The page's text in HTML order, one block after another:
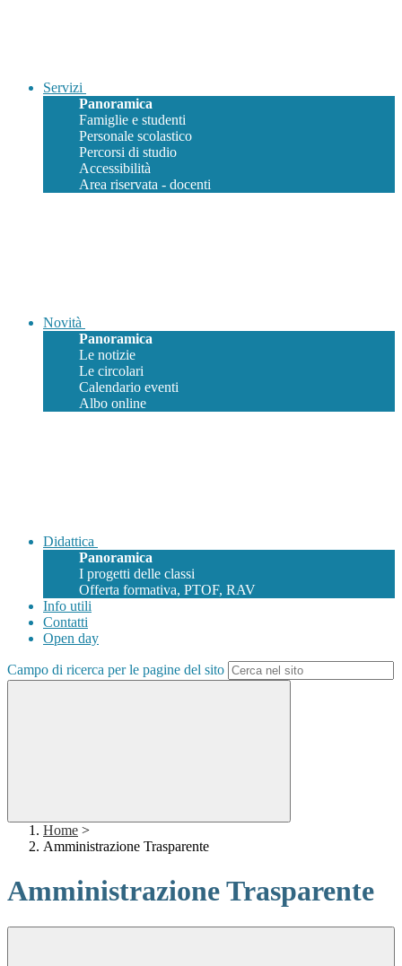
Servizi
Panoramica
Famiglie e studenti
Personale scolastico
Percorsi di studio
Accessibilità
Area riservata - docenti
Novità
Panoramica
Le notizie
Le circolari
Calendario eventi
Albo online
Didattica
Panoramica
I progetti delle classi
Offerta formativa, PTOF, RAV
Info utili
Contatti
Open day
Campo di ricerca per le pagine del sito
Home >
Amministrazione Trasparente
Amministrazione Trasparente